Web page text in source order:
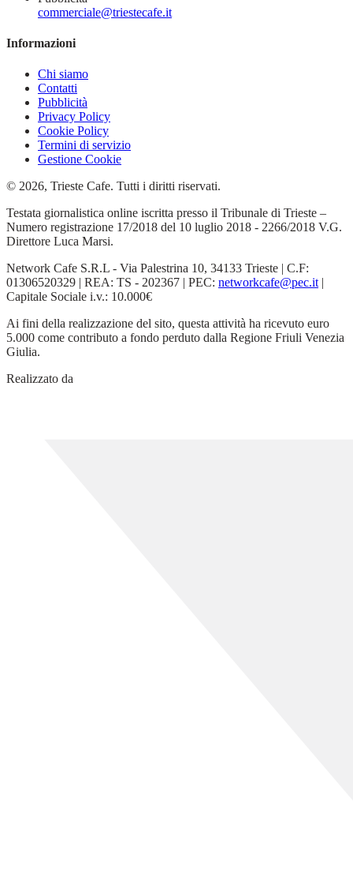
commerciale@triestecafe.it
Informazioni
Chi siamo
Contatti
Pubblicità
Privacy Policy
Cookie Policy
Termini di servizio
Gestione Cookie
© 2026, Trieste Cafe. Tutti i diritti riservati.
Testata giornalistica online iscritta presso il Tribunale di Trieste –
Numero registrazione 17/2018 del 10 luglio 2018 - 2266/2018 V.G.
Direttore Luca Marsi.
Network Cafe S.R.L - Via Palestrina 10, 34133 Trieste | C.F:
01306520329 | REA: TS - 202367 | PEC: networkcafe@pec.it|
Capitale Sociale i.v.: 10.000€
Ai fini della realizzazione del sito, questa attività ha ricevuto euro
5.000 come contributo a fondo perduto dalla Regione Friuli Venezia
Giulia.
Realizzato da